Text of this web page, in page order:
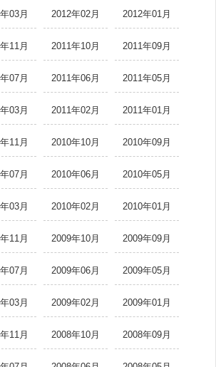
03月 2012年02月 2012年01月
11月 2011年10月 2011年09月
07月 2011年06月 2011年05月
03月 2011年02月 2011年01月
11月 2010年10月 2010年09月
07月 2010年06月 2010年05月
03月 2010年02月 2010年01月
11月 2009年10月 2009年09月
07月 2009年06月 2009年05月
03月 2009年02月 2009年01月
11月 2008年10月 2008年09月